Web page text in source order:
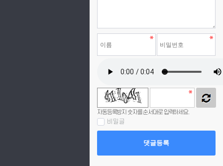
자동등록방지 숫자를 순서대로 입력하세요.
비밀글
댓글등록